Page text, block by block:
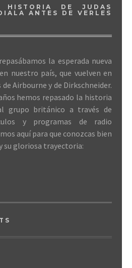
HISTORIA DE JUDAS
ANTES DE VERLES
la esperada nueva
nuestro país, que vuelven en
Airbourne y de Dirkschneider.
hemos repasado la historia
grupo británico a través de
y programas de radio
aquí para que conozcas bien
su gloriosa trayectoria: